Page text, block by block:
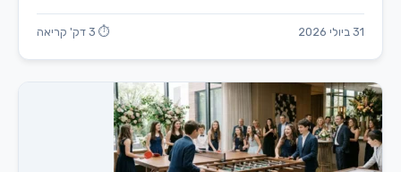
31 ביולי 2026 ⏱ 3 דק' קריאה